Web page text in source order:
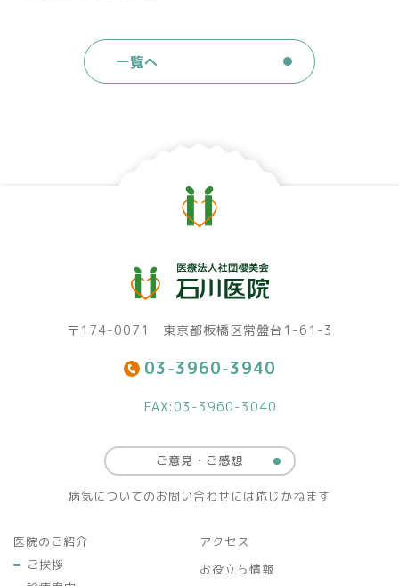
一覧へ
〒174-0071 東京都板橋区常盤台1-61-3
03-3960-3940
FAX:03-3960-3040
ご意見・ご感想
病気についてのお問い合わせには応じかねます
医院のご紹介
ご挨拶
アクセス
お役立ち情報